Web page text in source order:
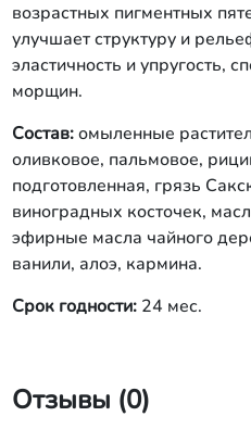
возрастных пигментных
улучшает структуру и
эластичность и упругость,
морщин.
Состав: омыленные
оливковое, пальмовое,
подготовленная, грязь
виноградных косточек,
эфирные масла чайного
ванили, алоэ, кармина.
Срок годности: 24 мес.
Отзывы (0)